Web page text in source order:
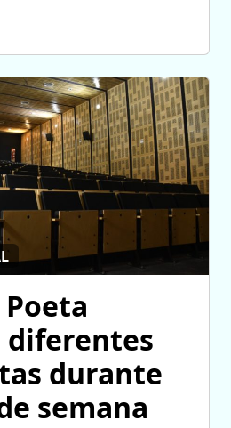
Poeta
diferentes
durante
semana